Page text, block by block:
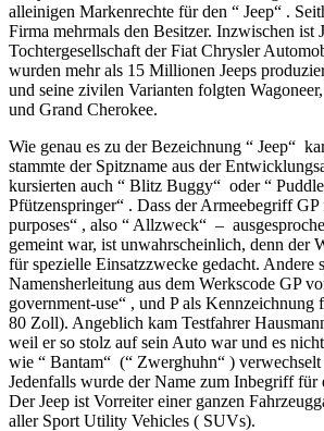
alleinigen Markenrechte für den “ Jeep“ .
Firma mehrmals den Besitzer. Inzwischen ist
Tochtergesellschaft der Fiat Chrysler
wurden mehr als 15 Millionen Jeeps
und seine zivilen Varianten folgten
und Grand Cherokee.
Wie genau es zu der Bezeichnung “ Jeep“
stammte der Spitzname aus der
kursierten auch “ Blitz Buggy“ oder “
Pfützenspringer“ . Dass der Armeebegriff GP
purposes“ , also “ Allzweck“ –
gemeint war, ist unwahrscheinlich, denn der
für spezielle Einsatzzwecke gedacht. Andere
Namensherleitung aus dem Werkscode GP
government-use“ , und P als Kennzeichnung
80 Zoll). Angeblich kam Testfahrer
weil er so stolz auf sein Auto war und es
wie “ Bantam“ (“ Zwerghuhn“ )
Jedenfalls wurde der Name zum Inbegriff für
Der Jeep ist Vorreiter einer ganzen
aller Sport Utility Vehicles ( SUVs).